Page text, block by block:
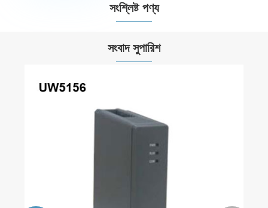
সংশ্লিষ্ট পণ্য
সংবাদ সুপারিশ